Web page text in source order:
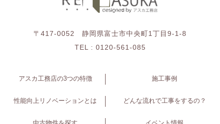
〒417-0052 静岡県富士市中央町1丁目9-1-8
TEL : 0120-561-085
アスカ工務店の3つの特徴 施工事例
性能向上リノベーションとは どんな流れで工事をするの？